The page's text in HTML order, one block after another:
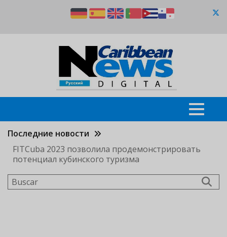
Последние новости
FITCuba 2023 позволила продемонстрировать
потенциал кубинского туризма
Buscar